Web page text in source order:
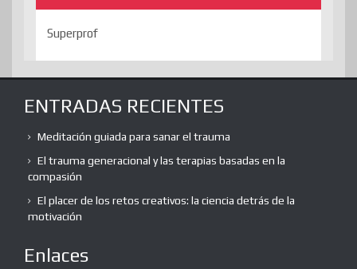
Superprof
ENTRADAS RECIENTES
Meditación guiada para sanar el trauma
El trauma generacional y las terapias basadas en la
compasión
El placer de los retos creativos: la ciencia detrás de la
motivación
Enlaces